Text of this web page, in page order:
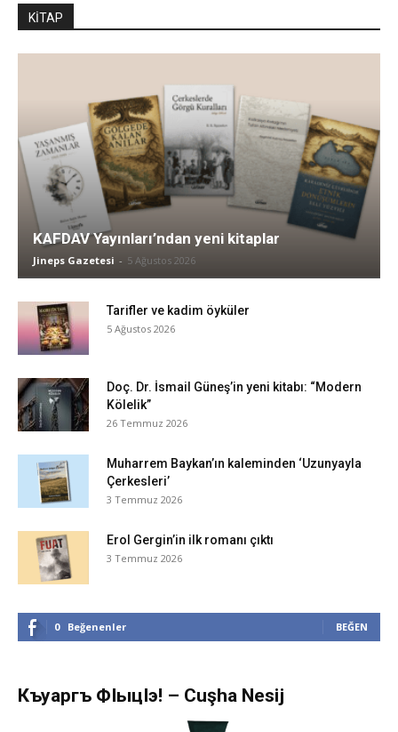
KİTAP
KAFDAV Yayınları’ndan yeni kitaplar
Jineps Gazetesi - 5 Ağustos 2026
Tarifler ve kadim öyküler
5 Ağustos 2026
Doç. Dr. İsmail Güneş’in yeni kitabı: “Modern
Kölelik”
26 Temmuz 2026
Muharrem Baykan’ın kaleminden ‘Uzunyayla
Çerkesleri’
3 Temmuz 2026
Erol Gergin’in ilk romanı çıktı
3 Temmuz 2026
0 Beğenenler BEĞEN
Къуаргъ ФIыцIэ! – Cuşha Nesij